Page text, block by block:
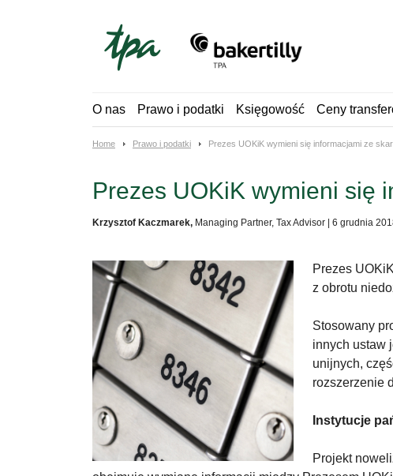
O nas Prawo i podatki Księgowość Ceny
Home Prawo i podatki Prezes UOKiK wymieni się informacjami ze
Prezes UOKiK wymieni się
Krzysztof Kaczmarek, Managing Partner, Tax Advisor 6 grudnia
Prezes
z obrotu
Stosowany
innych ustaw
unijnych,
rozszerzenie
Instytucje
Projekt